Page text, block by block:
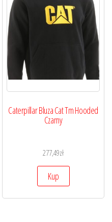
Caterpillar Bluza Cat Tm Hooded
Czarny
277,49zł
Kup